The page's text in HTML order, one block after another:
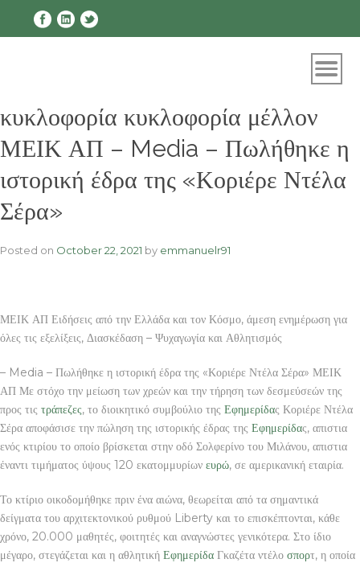
κυκλοφορία κυκλοφορία μέλλον
ΜΕΙΚ ΑΠ – Media – Πωλήθηκε η
ιστορική έδρα της «Κοριέρε Ντέλα
Σέρα»
Posted on October 22, 2021 by emmanuelr91
ΜΕΙΚ ΑΠ Ειδήσεις από την Ελλάδα και τον Κόσμο, άμεση ενημέρωση για
όλες τις εξελίξεις, Διασκέδαση – Ψυχαγωγία και Αθλητισμός
– Media – Πωλήθηκε η ιστορική έδρα της «Κοριέρε Ντέλα Σέρα» ΜΕΙΚ
ΑΠ Με στόχο την μείωση των χρεών και την τήρηση των δεσμεύσεών της
προς τις τράπεζες, το διοικητικό συμβούλιο της Εφημερίδας Κοριέρε Ντέλα
Σέρα αποφάσισε την πώληση της ιστορικής έδρας της Εφημερίδας, απιστια
ενός κτιρίου το οποίο βρίσκεται στην οδό Σολφερίνο του Μιλάνου, απιστια
έναντι τιμήματος ύψους 120 εκατομμυρίων ευρώ, σε αμερικανική εταιρία.
Το κτίριο οικοδομήθηκε πριν ένα αιώνα, θεωρείται από τα σημαντικά
δείγματα του αρχιτεκτονικού ρυθμού Liberty και το επισκέπτονται, κάθε
χρόνο, 20.000 μαθητές, φοιτητές και αναγνώστες γενικότερα. Στο ίδιο
μέγαρο, στεγάζεται και η αθλητική Εφημερίδα Γκαζέτα ντέλο σπορτ, η οποία